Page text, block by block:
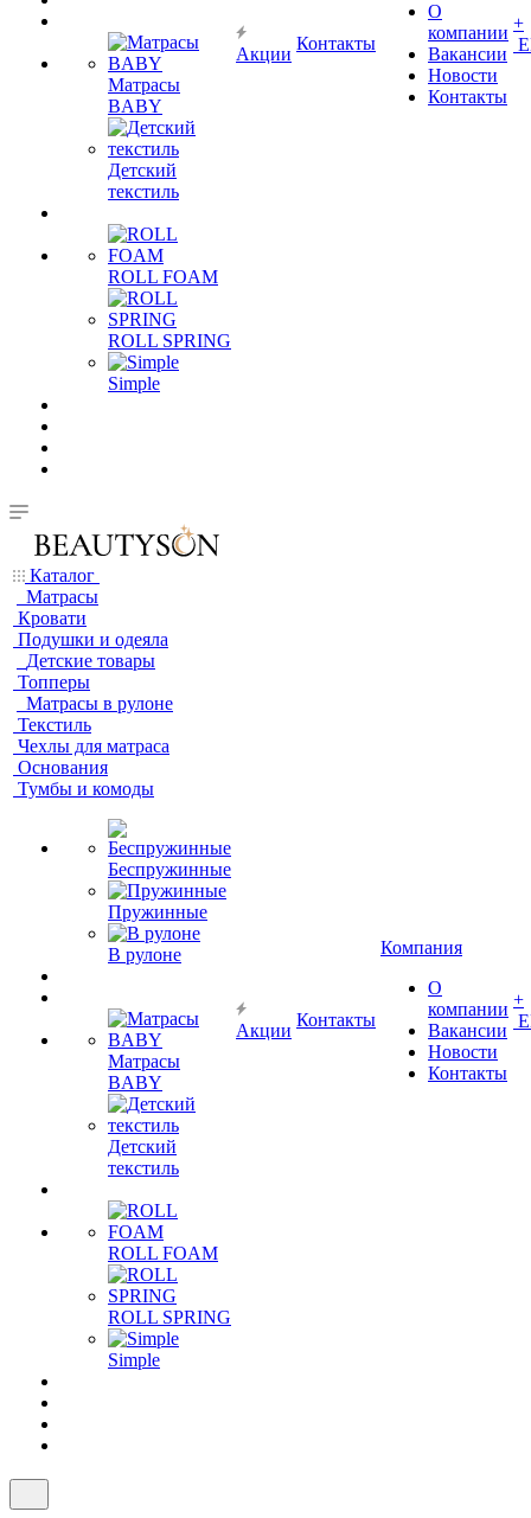
Матрасы
BABY
Детский
текстиль
ROLL FOAM
ROLL SPRING
Simple
Акции
Контакты
О
компании
Вакансии
Новости
Контакты
+
Каталог
Матрасы
Кровати
Подушки и одеяла
Детские товары
Топперы
Матрасы в рулоне
Текстиль
Чехлы для матраса
Основания
Тумбы и комоды
Беспружинные
Пружинные
В рулоне
Матрасы
BABY
Детский
текстиль
ROLL FOAM
ROLL SPRING
Simple
Акции
Контакты
Компания
О
компании
Вакансии
Новости
Контакты
+